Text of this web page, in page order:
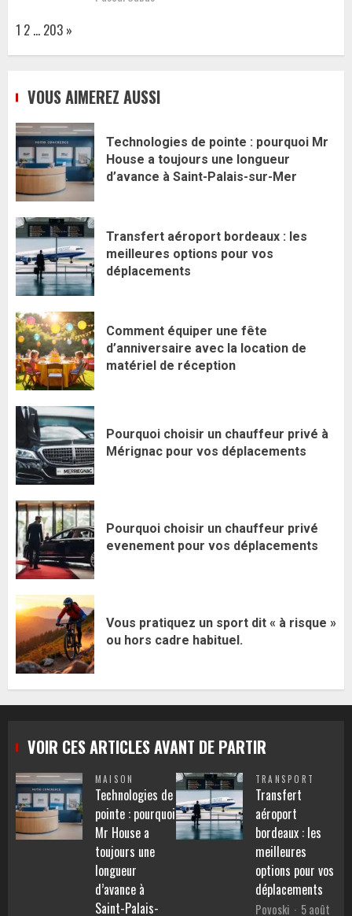
Page:
1 2 … 203 Next
»
VOUS AIMEREZ AUSSI
Technologies de pointe : pourquoi Mr
House a toujours une longueur
d’avance à Saint-Palais-sur-Mer
Transfert aéroport bordeaux : les
meilleures options pour vos
déplacements
Comment équiper une fête
d’anniversaire avec la location de
matériel de réception
Pourquoi choisir un chauffeur privé à
Mérignac pour vos déplacements
Pourquoi choisir un chauffeur privé
evenement pour vos déplacements
Vous pratiquez un sport dit « à risque »
ou hors cadre habituel.
VOIR CES ARTICLES AVANT DE PARTIR
MAISON
Technologies de
pointe : pourquoi
Mr House a
toujours une
longueur
d’avance à
Saint-Palais-
TRANSPORT
Transfert
aéroport
bordeaux : les
meilleures
options pour vos
déplacements
Povoski
5 août